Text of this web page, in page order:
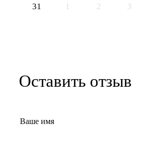
31
1 2 3
Оставить отзыв